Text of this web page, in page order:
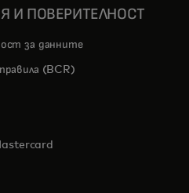
И ПОВЕРИТЕЛНОСТ
за данните
(BCR)
a new tab